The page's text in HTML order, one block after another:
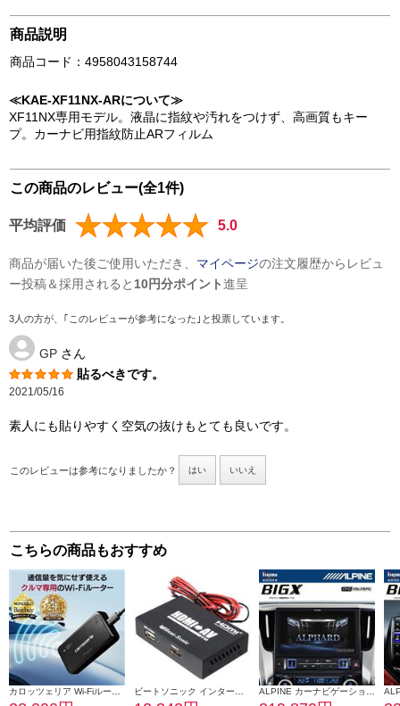
商品説明
商品コード：4958043158744
≪KAE-XF11NX-ARについて≫
XF11NX専用モデル。液晶に指紋や汚れをつけず、高画質もキー
プ。カーナビ用指紋防止ARフィルム
この商品のレビュー(全1件)
平均評価 5.0
商品が届いた後ご使用いただき、 マイページの注文履歴からレビュ
ー投稿＆採用されると 10円分ポイント進呈
3人の方が、｢このレビューが参考になった｣と投票しています。
GP さん
貼るべきです。
2021/05/16
素人にも貼りやすく空気の抜けもとても良いです。
このレビューは参考になりましたか？ はい いいえ
こちらの商品もおすすめ